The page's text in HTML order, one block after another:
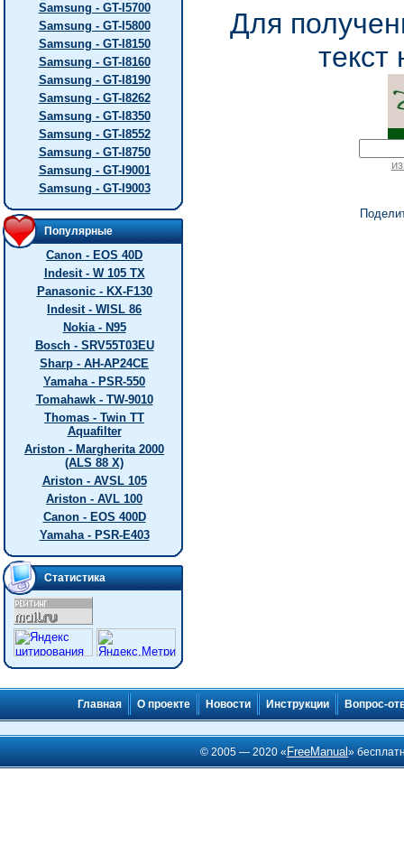
Samsung - GT-I5700
Samsung - GT-I5800
Samsung - GT-I8150
Samsung - GT-I8160
Samsung - GT-I8190
Samsung - GT-I8262
Samsung - GT-I8350
Samsung - GT-I8552
Samsung - GT-I8750
Samsung - GT-I9001
Samsung - GT-I9003
Популярные
Canon - EOS 40D
Indesit - W 105 TX
Panasonic - KX-F130
Indesit - WISL 86
Nokia - N95
Bosch - SRV55T03EU
Sharp - AH-AP24CE
Yamaha - PSR-550
Tomahawk - TW-9010
Thomas - Twin TT
Aquafilter
Ariston - Margherita 2000
(ALS 88 X)
Ariston - AVSL 105
Ariston - AVL 100
Canon - EOS 400D
Yamaha - PSR-E403
Статистика
Для
текст
Главная О проекте Новости Инструкции Вопрос-
© 2005 — 2020 « FreeManual»